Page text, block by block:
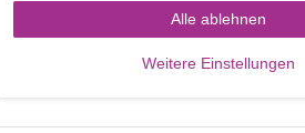
6,95 € 9,90 €
Alle ablehnen
Weitere Einstellungen